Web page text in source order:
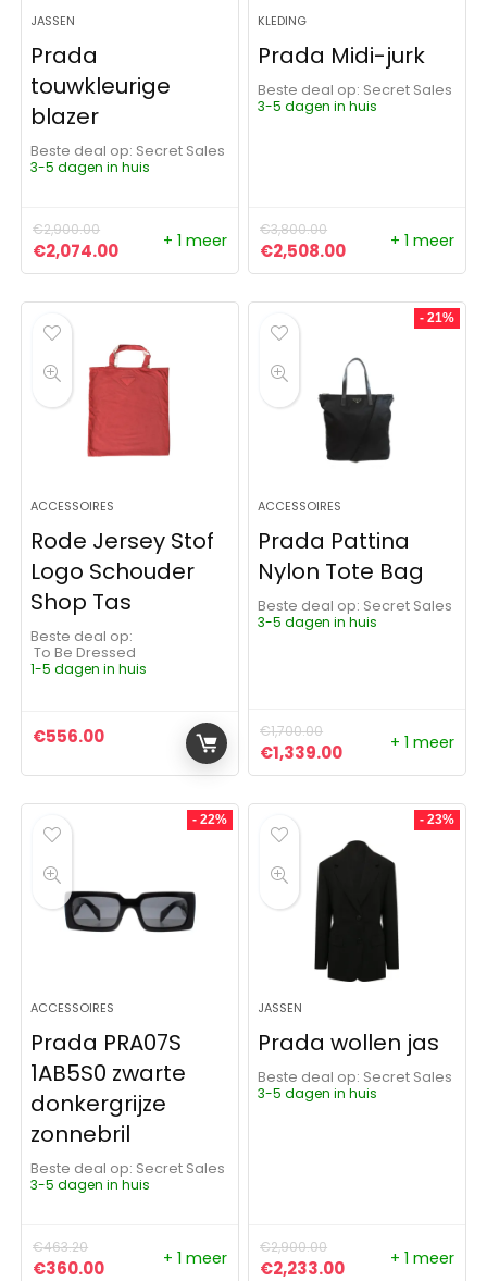
JASSEN
Prada
touwkleurige
blazer
Beste deal op:
Secret Sales
3-5 dagen in huis
€2,900.00
Oorspronkelijke prijs was: €2,900.00.
€2,074.00Huidige prijs is: €2,074.00.
+ 1 meer
KLEDING
Prada Midi-jurk
Beste deal op:
Secret Sales
3-5 dagen in huis
€3,800.00
Oorspronkelijke prijs
€2,508.00Huidige prijs is:
+ 1 meer
ACCESSOIRES
Rode Jersey Stof
Logo Schouder
Shop Tas
Beste deal op:
To Be Dressed
1-5 dagen in huis
€556.00
- 21%
ACCESSOIRES
Prada Pattina
Nylon Tote Bag
Beste deal op:
Secret Sales
3-5 dagen in huis
€1,700.00
Oorspronkelijke prijs was:
€1,339.00Huidige prijs is:
+ 1 meer
- 22%
ACCESSOIRES
Prada PRA07S
1AB5S0 zwarte
donkergrijze
zonnebril
Beste deal op:
Secret Sales
3-5 dagen in huis
€463.20
Oorspronkelijke prijs was: €463.20.
€360.00Huidige prijs is: €360.00.
+ 1 meer
- 23%
JASSEN
Prada wollen jas
Beste deal op:
Secret Sales
3-5 dagen in huis
€2,900.00
Oorspronkelijke prijs was:
€2,233.00Huidige prijs is:
+ 1 meer